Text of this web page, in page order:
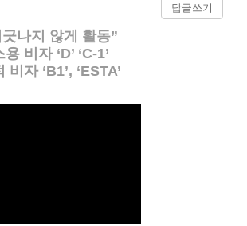
답글쓰기
나지 않게 활동”
비자 ‘D’ ‘C-1’
자 ‘B1’, ‘ESTA’